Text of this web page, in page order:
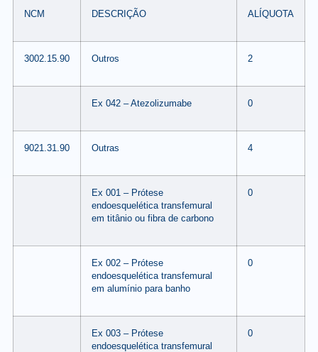
NCM DESCRIÇÃO ALÍQUOTA
3002.15.90 Outros 2
Ex 042 – Atezolizumabe 0
9021.31.90 Outras 4
Ex 001 – Prótese
endoesquelética transfemural
em titânio ou fibra de carbono
0
Ex 002 – Prótese
endoesquelética transfemural
em alumínio para banho
0
Ex 003 – Prótese
endoesquelética transfemural
0